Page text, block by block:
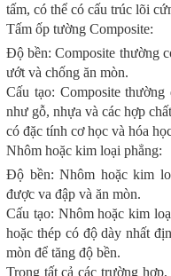
tấm, có thể có cấu trúc lõi
Tấm ốp tường Composite:
Độ bền: Composite thường
ướt và chống ăn mòn.
Cấu tạo: Composite
như gỗ, nhựa và các hợp
có đặc tính cơ học và hóa
Nhôm hoặc kim loại phẳng:
Độ bền: Nhôm hoặc kim
được va đập và ăn mòn.
Cấu tạo: Nhôm hoặc kim
hoặc thép có độ dày nhất
mòn để tăng độ bền.
Trong tất cả các trường